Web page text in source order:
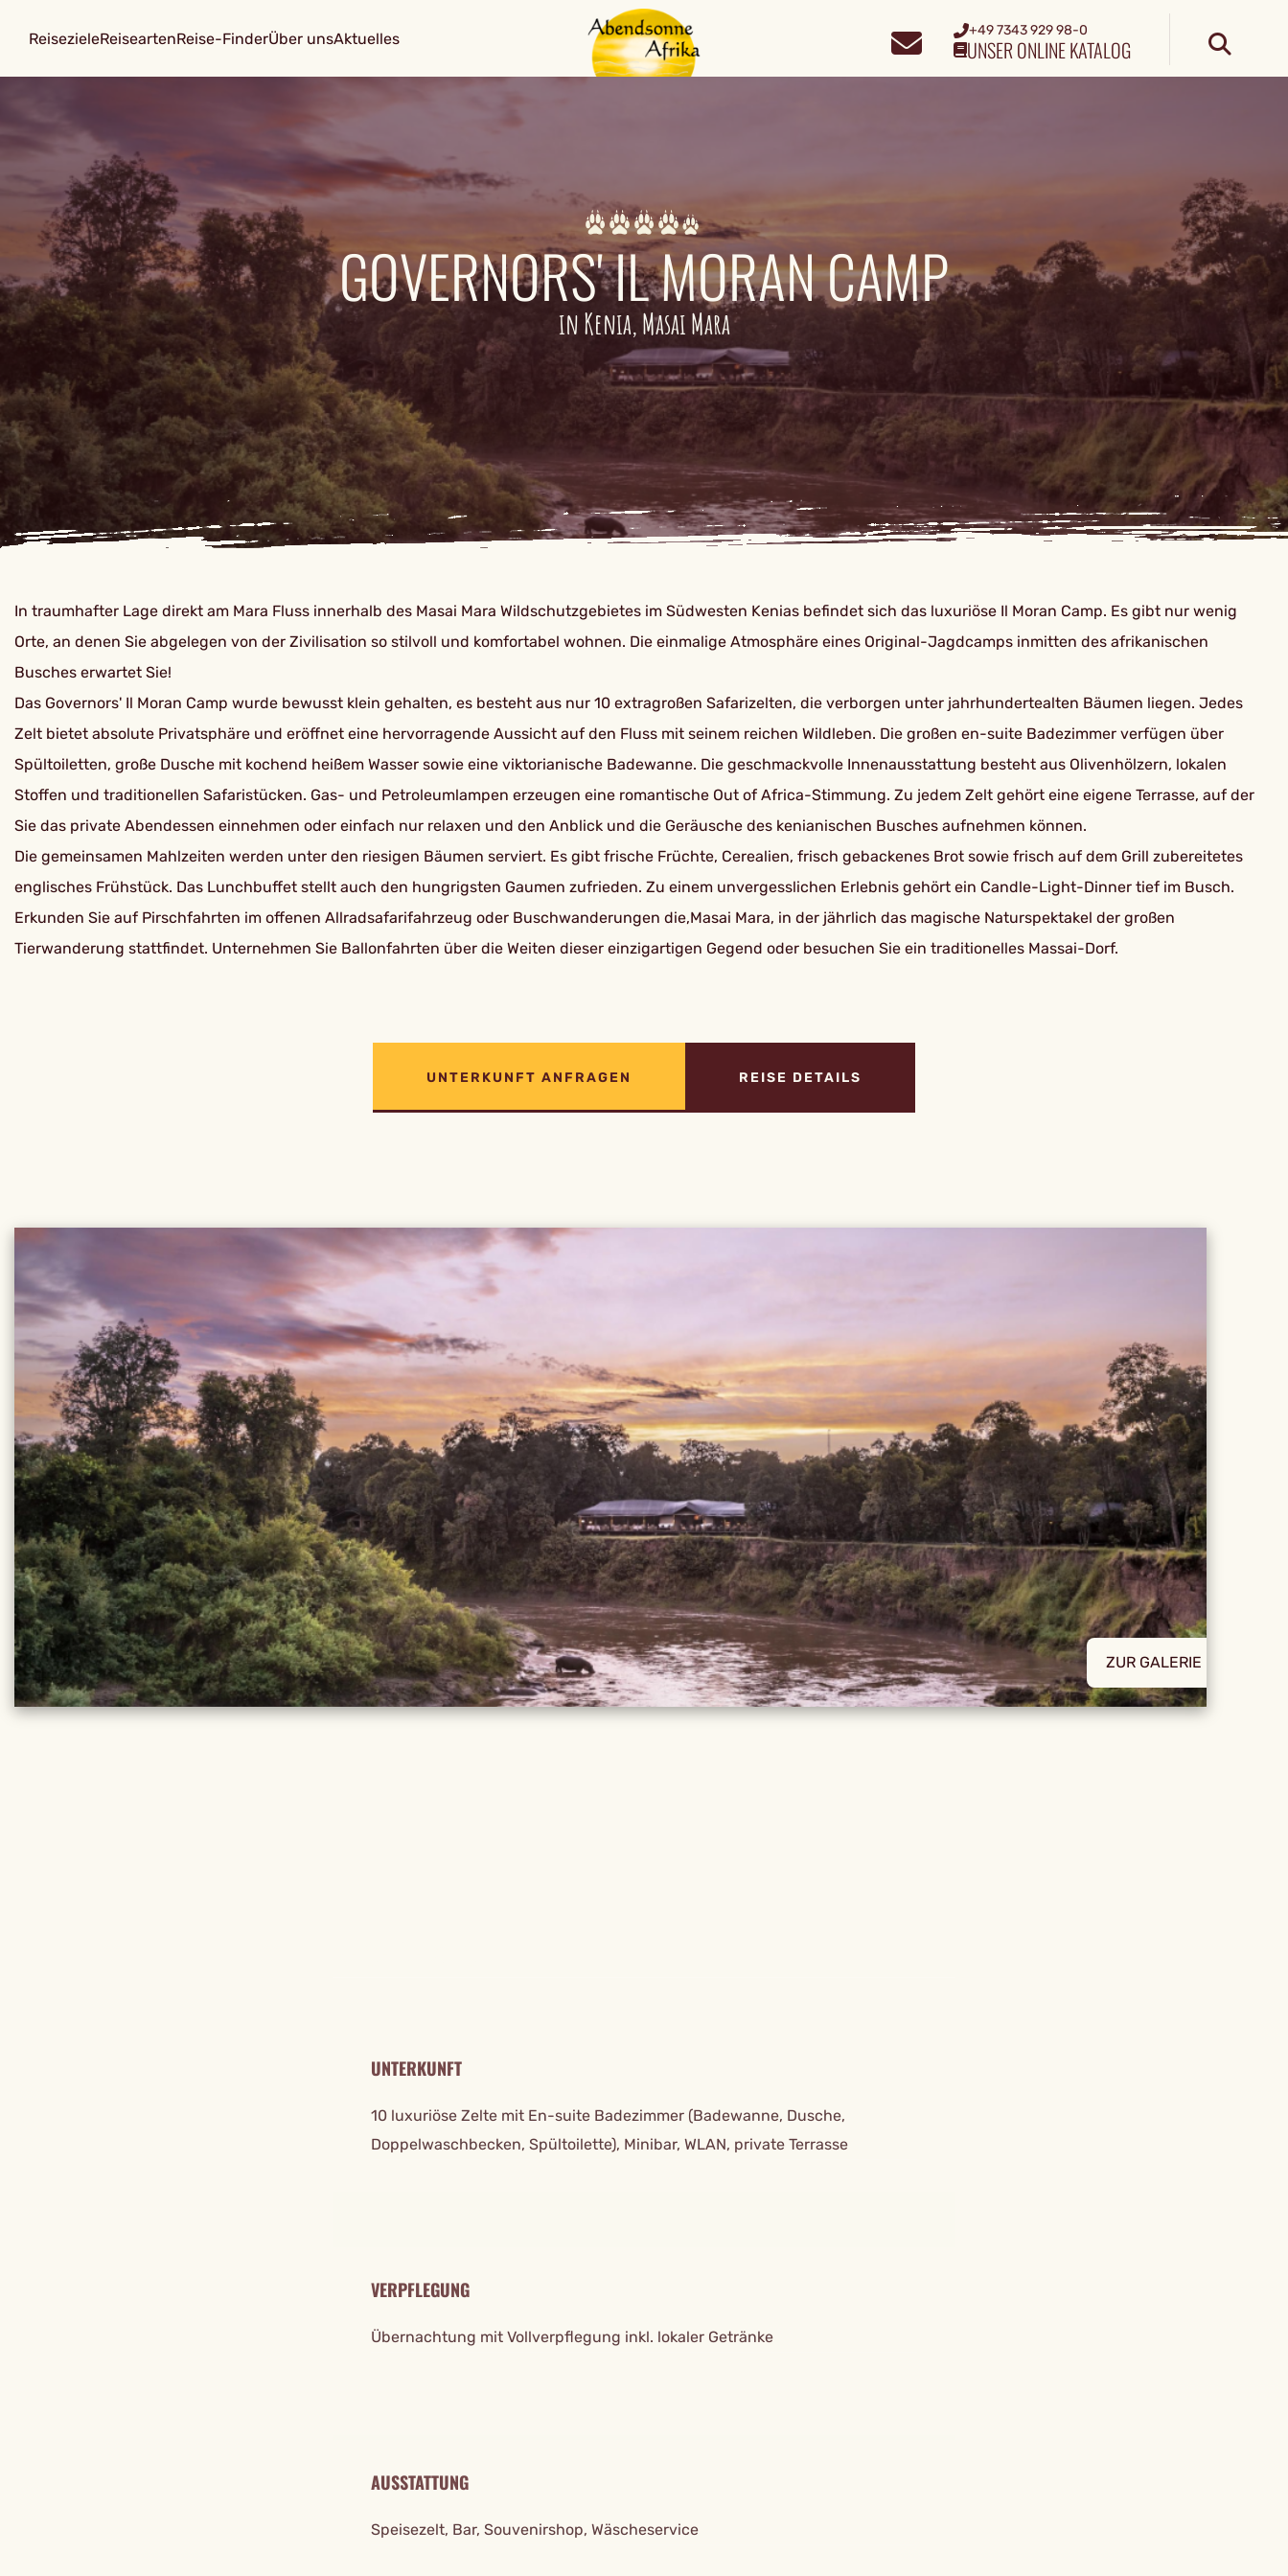
ReisezieleReiseartenReise-FinderÜber unsAktuelles +49 7343 929 98-0
UNSER ONLINE KATALOG
GOVERNORS' IL MORAN CAMP
in Kenia, Masai Mara
In traumhafter Lage direkt am Mara Fluss innerhalb des Masai Mara Wildschutzgebietes im Südwesten Kenias befindet sich das luxuriöse Il Moran Camp. Es gibt nur wenig
Orte, an denen Sie abgelegen von der Zivilisation so stilvoll und komfortabel wohnen. Die einmalige Atmosphäre eines Original-Jagdcamps inmitten des afrikanischen
Busches erwartet Sie!
Das Governors' Il Moran Camp wurde bewusst klein gehalten, es besteht aus nur 10 extragroßen Safarizelten, die verborgen unter jahrhundertealten Bäumen liegen. Jedes
Zelt bietet absolute Privatsphäre und eröffnet eine hervorragende Aussicht auf den Fluss mit seinem reichen Wildleben. Die großen en-suite Badezimmer verfügen über
Spültoiletten, große Dusche mit kochend heißem Wasser sowie eine viktorianische Badewanne. Die geschmackvolle Innenausstattung besteht aus Olivenhölzern, lokalen
Stoffen und traditionellen Safaristücken. Gas- und Petroleumlampen erzeugen eine romantische Out of Africa-Stimmung. Zu jedem Zelt gehört eine eigene Terrasse, auf der
Sie das private Abendessen einnehmen oder einfach nur relaxen und den Anblick und die Geräusche des kenianischen Busches aufnehmen können.
Die gemeinsamen Mahlzeiten werden unter den riesigen Bäumen serviert. Es gibt frische Früchte, Cerealien, frisch gebackenes Brot sowie frisch auf dem Grill zubereitetes
englisches Frühstück. Das Lunchbuffet stellt auch den hungrigsten Gaumen zufrieden. Zu einem unvergesslichen Erlebnis gehört ein Candle-Light-Dinner tief im Busch.
Erkunden Sie auf Pirschfahrten im offenen Allradsafarifahrzeug oder Buschwanderungen die,Masai Mara, in der jährlich das magische Naturspektakel der großen
Tierwanderung stattfindet. Unternehmen Sie Ballonfahrten über die Weiten dieser einzigartigen Gegend oder besuchen Sie ein traditionelles Massai-Dorf.
UNTERKUNFT ANFRAGEN REISE DETAILS
ZUR GALERIE
UNTERKUNFT
10 luxuriöse Zelte mit En-suite Badezimmer (Badewanne, Dusche,
Doppelwaschbecken, Spültoilette), Minibar, WLAN, private Terrasse
VERPFLEGUNG
Übernachtung mit Vollverpflegung inkl. lokaler Getränke
AUSSTATTUNG
Speisezelt, Bar, Souvenirshop, Wäscheservice